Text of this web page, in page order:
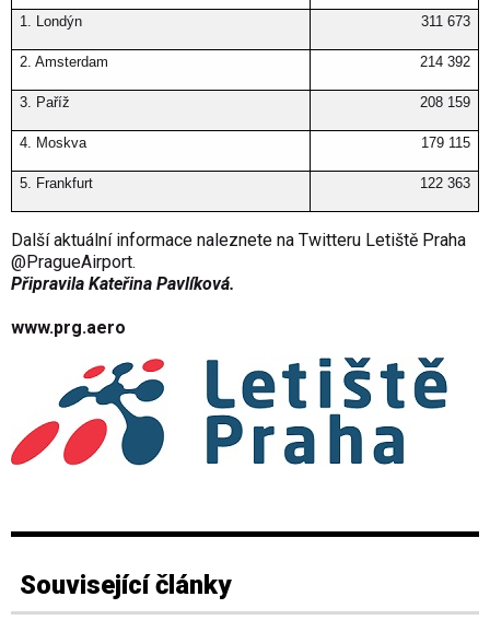
1. Londýn 311 673
2. Amsterdam 214 392
3. Paříž 208 159
4. Moskva 179 115
5. Frankfurt 122 363
Další aktuální informace naleznete na Twitteru Letiště Praha
@PragueAirport.
Připravila Kateřina Pavlíková.
www.prg.aero
Související články